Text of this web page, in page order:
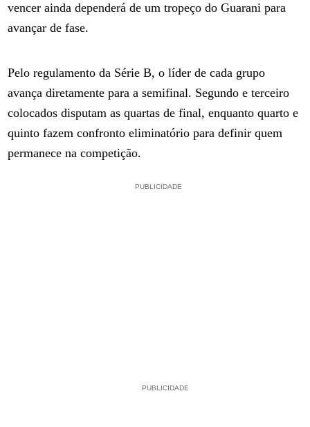
vencer ainda dependerá de um tropeço do Guarani para
avançar de fase.
Pelo regulamento da Série B, o líder de cada grupo
avança diretamente para a semifinal. Segundo e terceiro
colocados disputam as quartas de final, enquanto quarto e
quinto fazem confronto eliminatório para definir quem
permanece na competição.
PUBLICIDADE
PUBLICIDADE